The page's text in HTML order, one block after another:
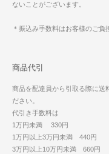
ないことがございます。
＊振込み手数料はお客様のご負
商品代引
商品を配達員から引取る際に送
ださい。
代引き手数料は
1万円未満 330円
1万円以上3万円未満 440円
3万円以上10万円未満 660円